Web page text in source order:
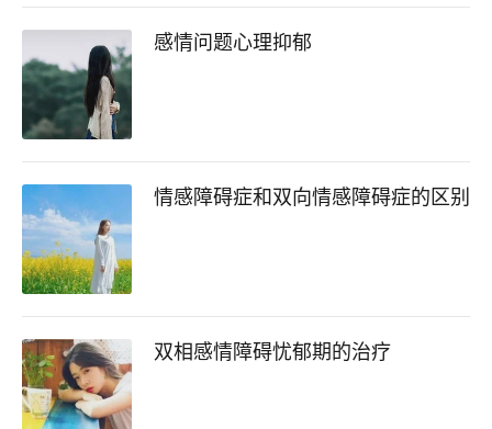
感情问题心理抑郁
情感障碍症和双向情感障碍症的区别
双相感情障碍忧郁期的治疗